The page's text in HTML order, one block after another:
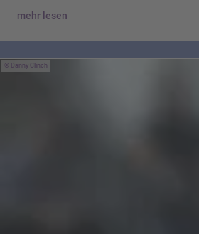
mehr lesen
Danny Clinch